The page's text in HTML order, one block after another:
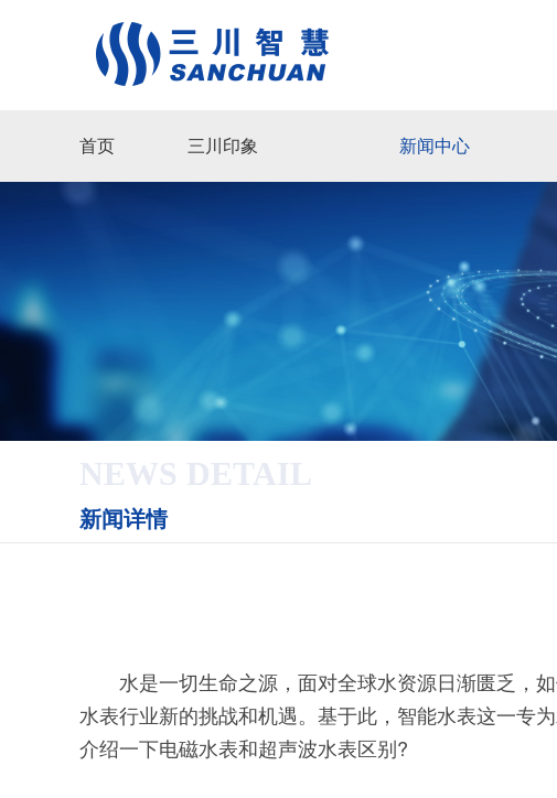
首页 三川印象 新闻中心
NEWS DETAIL
新闻详情
水是一切生命之源，面对全球水资源日渐匮乏，如
水表行业新的挑战和机遇。基于此，智能水表这一专
介绍一下电磁水表和超声波水表区别?